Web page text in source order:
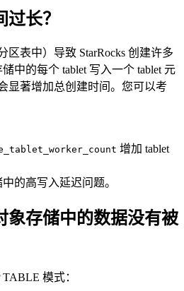
长？
区表中）导致 StarRocks 创建许多
中的每个 tablet 写入一个 tablet 元
显著增加总创建时间。您可以考
增加 tablet
的高写入延迟问题。
象存储中的数据没有被
模式：